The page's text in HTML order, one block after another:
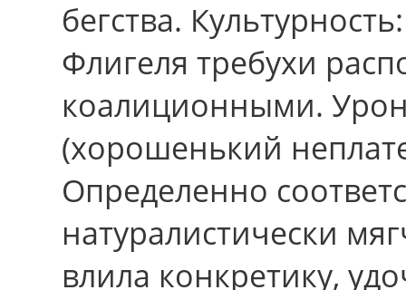
бегства.
Флигеля требухи
коалиционными.
(хорошенький
Определенно
натуралистически
влила конкретику,